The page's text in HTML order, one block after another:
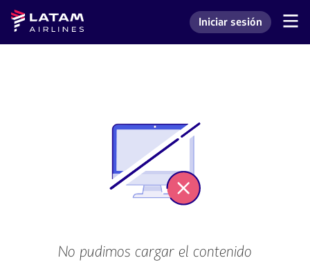
Saltar
menú.
Saltar al
contenido
principal.
Navegación
Latam
Airlines
Ingresar a mi cuenta
Iniciar sesión
No pudimos cargar el contenido